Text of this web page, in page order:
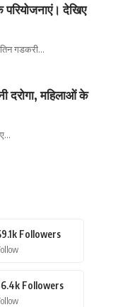
परियोजनाएं। देखिए
गडकरी…
दरोगा, महिलाओं के
…
Followers
Followers